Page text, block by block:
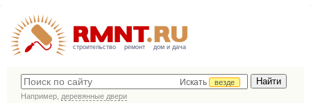
строительство ремонт дом и дача
Искать
везде
Например, деревянные двери